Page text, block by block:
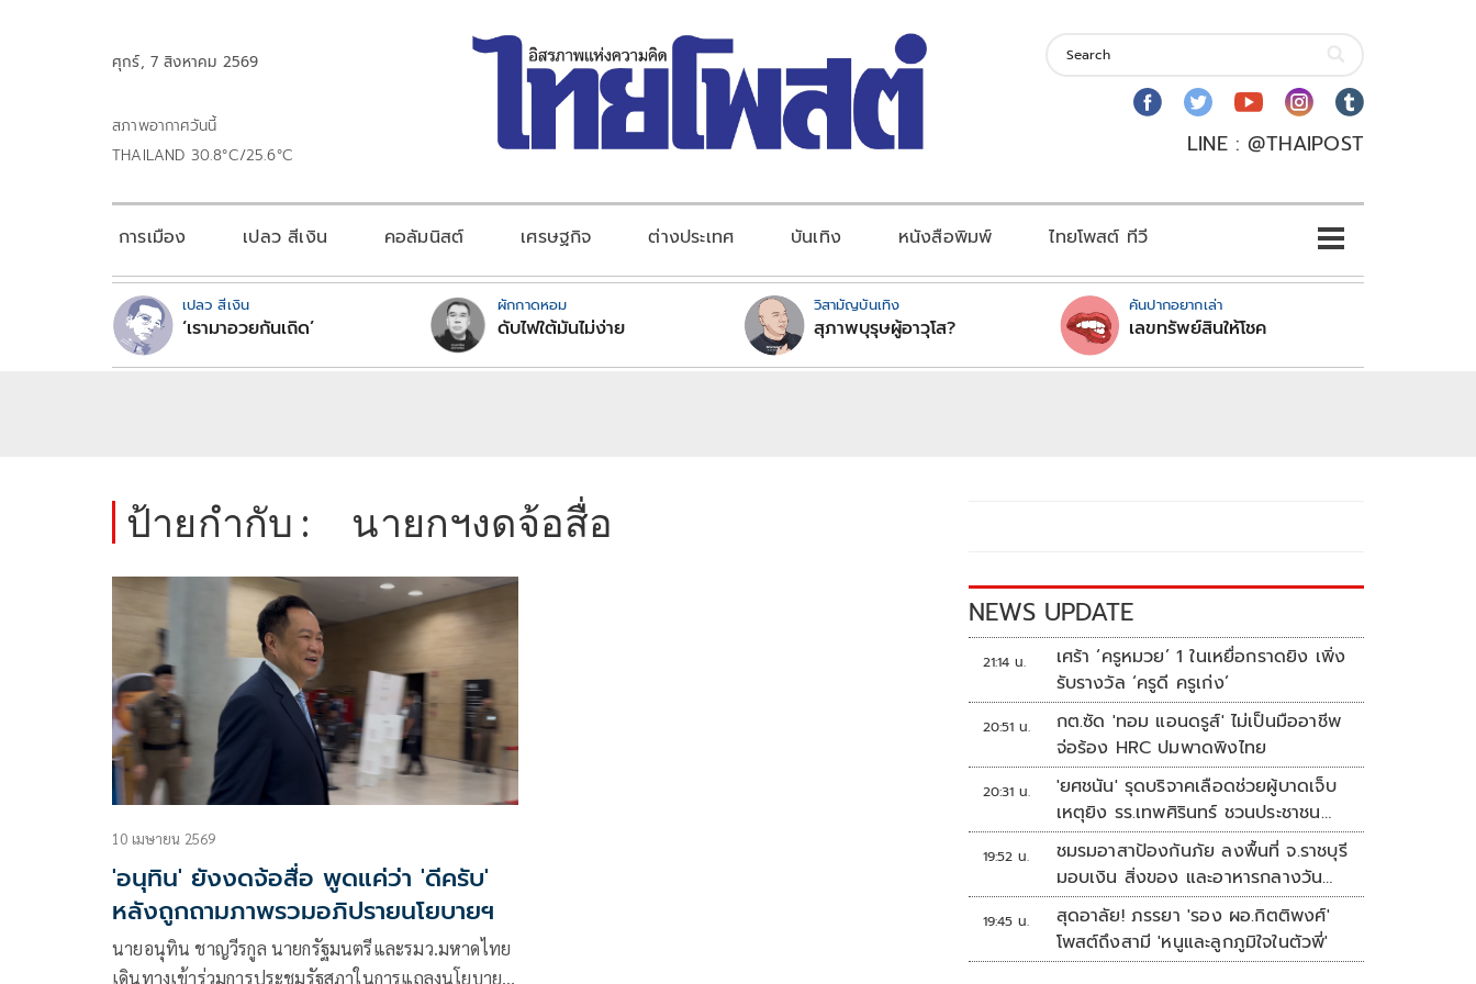
ศุกร์, 7 สิงหาคม 2569
สภาพอากาศวันนี้
THAILAND 30.8°C/25.6°C
LINE : @THAIPOST
การเมือง เปลว สีเงิน คอลัมนิสต์ เศรษฐกิจ ต่างประเทศ บันเทิง หนังสือพิมพ์ ไทยโพสต์ ทีวี
เปลว สีเงิน
‘เรามาอวยกันเถิด’
ผักกาดหอม
ดับไฟใต้มันไม่ง่าย
วิสามัญบันเทิง
สุภาพบุรุษผู้อาวุโส?
คันปากอยากเล่า
เลขทรัพย์สินให้โชค
ป้ายกำกับ : นายกฯงดจ้อสื่อ
10 เมษายน 2569
'อนุทิน' ยังงดจ้อสื่อ พูดแค่ว่า 'ดีครับ'
หลังถูกถามภาพรวมอภิปรายนโยบายฯ
นายอนุทิน ชาญวีรกูล นายกรัฐมนตรีและรมว.มหาดไทย
เดินทางเข้าร่วมการประชุมรัฐสภาในการแถลงนโยบาย
NEWS UPDATE
21:14 น.
เศร้า ‘ครูหมวย’ 1 ในเหยื่อกราดยิง เพิ่ง
รับรางวัล ‘ครูดี ครูเก่ง’
20:51 น.
กต.ซัด 'ทอม แอนดรูส์' ไม่เป็นมืออาชีพ
จ่อร้อง HRC ปมพาดพิงไทย
20:31 น.
'ยศชนัน' รุดบริจาคเลือดช่วยผู้บาดเจ็บ
เหตุยิง รร.เทพศิรินทร์ ชวนประชาชน
ร่วมบริจาค
19:52 น.
ชมรมอาสาป้องกันภัย ลงพื้นที่ จ.ราชบุรี
มอบเงิน สิ่งของ และอาหารกลางวัน
แก่โรงเรียนบ้านหนองน้ำใส
19:45 น.
สุดอาลัย! ภรรยา 'รอง ผอ.กิตติพงศ์'
โพสต์ถึงสามี 'หนูและลูกภูมิใจในตัวพี่'